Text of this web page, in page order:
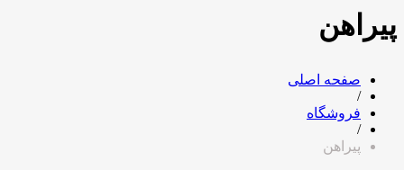
پیراهن
صفحه اصلی
فروشگاه
پیراهن